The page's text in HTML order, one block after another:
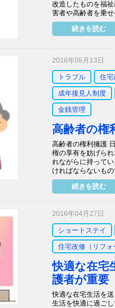
改造したものを福
害者や高齢者を乗
続きを読む
2016年05月13日
トラブル 住宅
成年後見人制度
金銭管理
高齢者の権
高齢者の権利擁護
権の享有を妨げら
れながらに持って
ければならないも
続きを読む
2016年04月27日
ショートステイ
住宅改修（リフォ
快適な在宅
護者が重要
快適な在宅生活を
生活を快適に過ご